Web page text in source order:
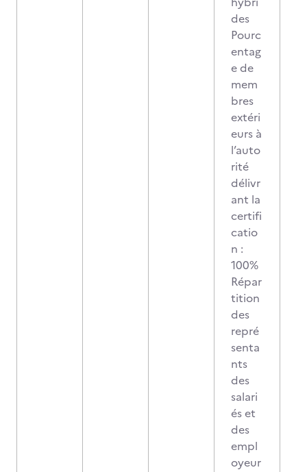
des
Pourc
entag
e de
mem
bres
extéri
eurs à
l’auto
rité
délivr
ant la
certifi
catio
n :
100%
Répar
tition
des
repré
senta
nts
des
salari
és et
des
empl
oyeur